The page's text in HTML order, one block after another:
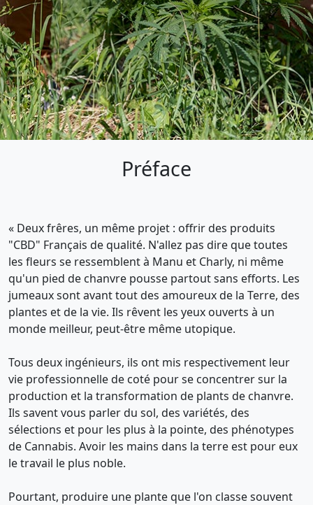
Préface
« Deux frêres, un même projet : offrir des produits
"CBD" Français de qualité. N'allez pas dire que toutes
les fleurs se ressemblent à Manu et Charly, ni même
qu'un pied de chanvre pousse partout sans efforts. Les
jumeaux sont avant tout des amoureux de la Terre, des
plantes et de la vie. Ils rêvent les yeux ouverts à un
monde meilleur, peut-être même utopique.
Tous deux ingénieurs, ils ont mis respectivement leur
vie professionnelle de coté pour se concentrer sur la
production et la transformation de plants de chanvre.
Ils savent vous parler du sol, des variétés, des
sélections et pour les plus à la pointe, des phénotypes
de Cannabis. Avoir les mains dans la terre est pour eux
le travail le plus noble.
Pourtant, produire une plante que l'on classe souvent